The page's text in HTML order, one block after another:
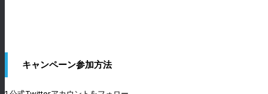
キャンペーン参加方法